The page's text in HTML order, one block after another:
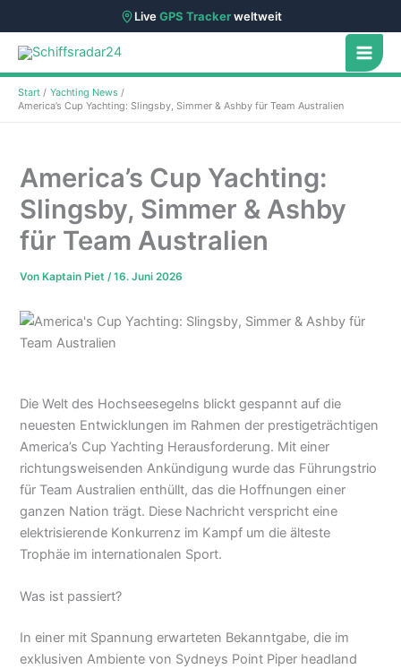
LiveGPS Trackerweltweit
Zum
Inhalt
springen
Start
Yachting News
America’s Cup Yachting: Slingsby, Simmer & Ashby für Team Australien
America’s Cup Yachting:
Slingsby, Simmer & Ashby
für Team Australien
Von Kaptain Piet/16. Juni 2026
Die Welt des Hochseesegelns blickt gespannt auf die
neuesten Entwicklungen im Rahmen der prestigeträchtigen
America’s Cup Yachting Herausforderung. Mit einer
richtungsweisenden Ankündigung wurde das Führungstrio
für Team Australien enthüllt, das die Hoffnungen einer
ganzen Nation trägt. Diese Nachricht verspricht eine
elektrisierende Konkurrenz im Kampf um die älteste
Trophäe im internationalen Sport.
Was ist passiert?
In einer mit Spannung erwarteten Bekanntgabe, die im
exklusiven Ambiente von Sydneys Point Piper headland